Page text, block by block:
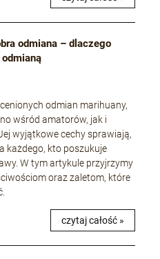
odmiana – dlaczego
odmian marihuany,
wśród amatorów, jak i
wyjątkowe cechy sprawiają,
każdego, kto poszukuje
W tym artykule przyjrzymy
oraz zaletom, które
czytaj całość »